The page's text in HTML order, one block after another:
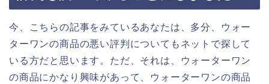
今、こちらの記事をみているあなたは、多分、ウォー
ターワンの商品の悪い評判についてもネットで探して
いる方だと思います。ただ、それは、ウォーターワン
の商品にかなり興味があって、ウォーターワンの商品